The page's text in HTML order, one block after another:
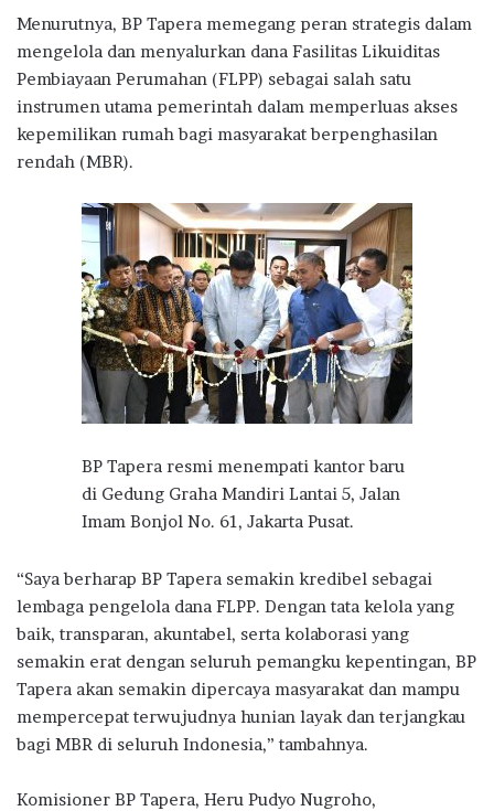
Menurutnya, BP Tapera memegang peran strategis dalam
mengelola dan menyalurkan dana Fasilitas Likuiditas
Pembiayaan Perumahan (FLPP) sebagai salah satu
instrumen utama pemerintah dalam memperluas akses
kepemilikan rumah bagi masyarakat berpenghasilan
rendah (MBR).
BP Tapera resmi menempati kantor baru
di Gedung Graha Mandiri Lantai 5, Jalan
Imam Bonjol No. 61, Jakarta Pusat.
“Saya berharap BP Tapera semakin kredibel sebagai
lembaga pengelola dana FLPP. Dengan tata kelola yang
baik, transparan, akuntabel, serta kolaborasi yang
semakin erat dengan seluruh pemangku kepentingan, BP
Tapera akan semakin dipercaya masyarakat dan mampu
mempercepat terwujudnya hunian layak dan terjangkau
bagi MBR di seluruh Indonesia,” tambahnya.
Komisioner BP Tapera, Heru Pudyo Nugroho,